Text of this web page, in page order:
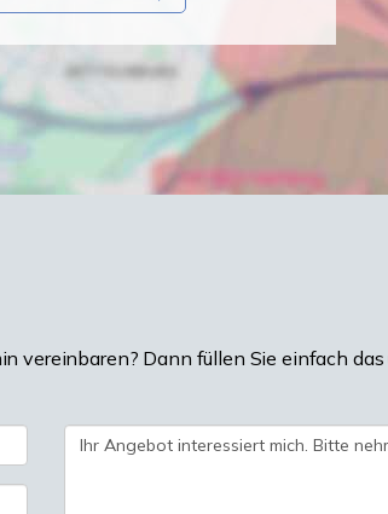
vereinbaren? Dann füllen Sie einfach